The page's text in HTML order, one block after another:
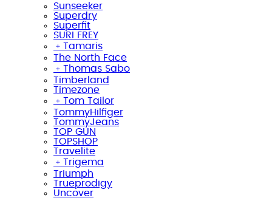
Sunseeker
Superdry
Superfit
SURI FREY
﹢ Tamaris
The North Face
﹢ Thomas Sabo
Timberland
Timezone
﹢ Tom Tailor
TommyHilfiger
TommyJeans
TOP GUN
TOPSHOP
Travelite
﹢ Trigema
Triumph
Trueprodigy
Uncover